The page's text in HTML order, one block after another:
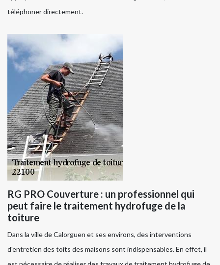
téléphoner directement.
RG PRO Couverture : un professionnel qui
peut faire le traitement hydrofuge de la
toiture
Dans la ville de Calorguen et ses environs, des interventions
d'entretien des toits des maisons sont indispensables. En effet, il